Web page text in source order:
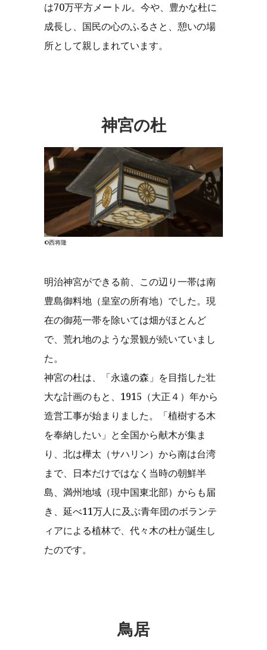
は70万平方メートル。今や、豊かな杜に
成長し、国民の心のふるさと、憩いの場
所として親しまれています。
神宮の杜
©西将隆
明治神宮ができる前、この辺り一帯は南
豊島御料地（皇室の所有地）でした。現
在の御苑一帯を除いては畑がほとんど
で、荒れ地のような景観が続いていまし
た。
神宮の杜は、「永遠の森」を目指した壮
大な計画のもと、1915（大正４）年から
造営工事が始まりました。「植樹する木
を奉納したい」と全国から献木が集ま
り、北は樺太（サハリン）から南は台湾
まで、日本だけではなく当時の朝鮮半
島、満州地域（現中国東北部）からも届
き、延べ11万人に及ぶ青年団のボランテ
ィアによる植林で、代々木の杜が誕生し
たのです。
鳥居